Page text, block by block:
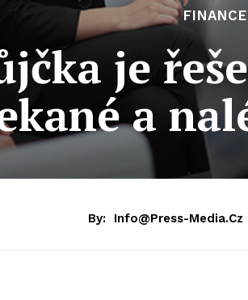
FINANCE
je
a
By: Info@press-Media.cz